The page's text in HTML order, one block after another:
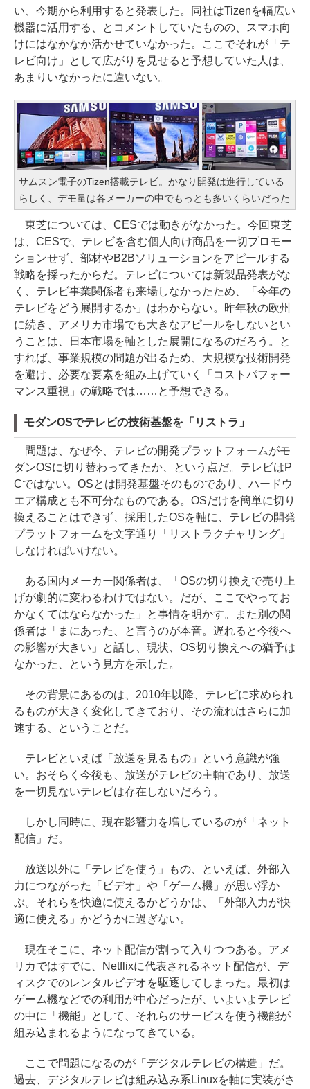
い、今期から利用すると発表した。同社はTizenを幅広い
機器に活用する、とコメントしていたものの、スマホ向
けにはなかなか活かせていなかった。ここでそれが「テ
レビ向け」として広がりを見せると予想していた人は、
あまりいなかったに違いない。
サムスン電子のTizen搭載テレビ。かなり開発は進行している
らしく、デモ量は各メーカーの中でもっとも多いくらいだった
東芝については、CESでは動きがなかった。今回東芝
は、CESで、テレビを含む個人向け商品を一切プロモー
ションせず、部材やB2Bソリューションをアピールする
戦略を採ったからだ。テレビについては新製品発表がな
く、テレビ事業関係者も来場しなかったため、「今年の
テレビをどう展開するか」はわからない。昨年秋の欧州
に続き、アメリカ市場でも大きなアピールをしないとい
うことは、日本市場を軸とした展開になるのだろう。と
すれば、事業規模の問題が出るため、大規模な技術開発
を避け、必要な要素を組み上げていく「コストパフォー
マンス重視」の戦略では……と予想できる。
モダンOSでテレビの技術基盤を「リストラ」
問題は、なぜ今、テレビの開発プラットフォームがモ
ダンOSに切り替わってきたか、という点だ。テレビはP
Cではない。OSとは開発基盤そのものであり、ハードウ
エア構成とも不可分なものである。OSだけを簡単に切り
換えることはできず、採用したOSを軸に、テレビの開発
プラットフォームを文字通り「リストラクチャリング」
しなければいけない。
ある国内メーカー関係者は、「OSの切り換えで売り上
げが劇的に変わるわけではない。だが、ここでやってお
かなくてはならなかった」と事情を明かす。また別の関
係者は「まにあった、と言うのが本音。遅れると今後へ
の影響が大きい」と話し、現状、OS切り換えへの猶予は
なかった、という見方を示した。
その背景にあるのは、2010年以降、テレビに求められ
るものが大きく変化してきており、その流れはさらに加
速する、ということだ。
テレビといえば「放送を見るもの」という意識が強
い。おそらく今後も、放送がテレビの主軸であり、放送
を一切見ないテレビは存在しないだろう。
しかし同時に、現在影響力を増しているのが「ネット
配信」だ。
放送以外に「テレビを使う」もの、といえば、外部入
力につながった「ビデオ」や「ゲーム機」が思い浮か
ぶ。それらを快適に使えるかどうかは、「外部入力が快
適に使える」かどうかに過ぎない。
現在そこに、ネット配信が割って入りつつある。アメ
リカではすでに、Netflixに代表されるネット配信が、デ
ィスクでのレンタルビデオを駆逐してしまった。最初は
ゲーム機などでの利用が中心だったが、いよいよテレビ
の中に「機能」として、それらのサービスを使う機能が
組み込まれるようになってきている。
ここで問題になるのが「デジタルテレビの構造」だ。
過去、デジタルテレビは組み込み系Linuxを軸に実装がさ